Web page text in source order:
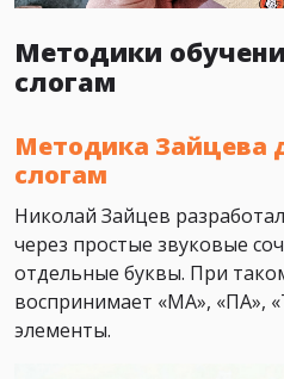
Методики
слогам
Методика Зайцева
слогам
Николай Зайцев
через простые звуковые
отдельные буквы. При
воспринимает «МА», «ПА»,
элементы.